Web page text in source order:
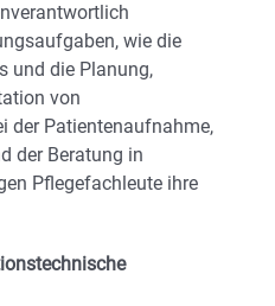
wie die
und die Planung,
von
der Patientenaufnahme,
der Beratung in
Pflegefachleute ihre